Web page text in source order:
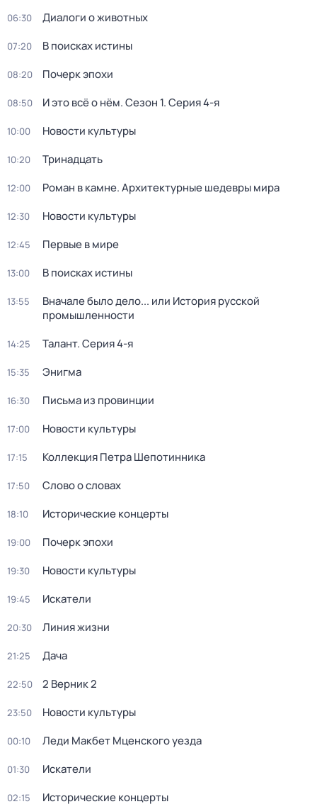
06:30 Диалоги о животных
07:20 В поисках истины
08:20 Почерк эпохи
08:50 И это всё о нём. Сезон 1. Серия 4-я
10:00 Новости культуры
10:20 Тринадцать
12:00 Роман в камне. Архитектурные шедевры мира
12:30 Новости культуры
12:45 Первые в мире
13:00 В поисках истины
13:55
Вначале было дело... или История русской
промышленности
14:25 Талант. Серия 4-я
15:35 Энигма
16:30 Письма из провинции
17:00 Новости культуры
17:15 Коллекция Петра Шепотинника
17:50 Слово о словах
18:10 Исторические концерты
19:00 Почерк эпохи
19:30 Новости культуры
19:45 Искатели
20:30 Линия жизни
21:25 Дача
22:50 2 Верник 2
23:50 Новости культуры
00:10 Леди Макбет Мценского уезда
01:30 Искатели
02:15 Исторические концерты